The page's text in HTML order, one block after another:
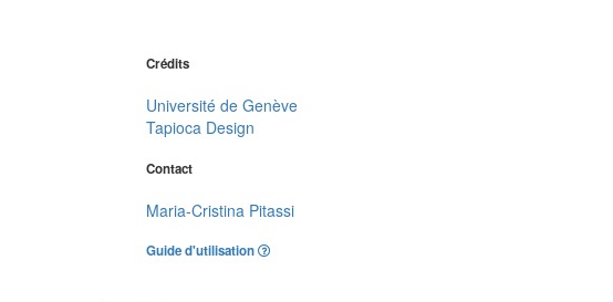
Crédits
Université de Genève
Tapioca Design
Contact
Maria-Cristina Pitassi
Guide d'utilisation